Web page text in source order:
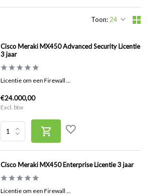
Toon:
Cisco Meraki MX450 Advanced Security Licentie
3 jaar
Licentie om een Firewall ...
€24.000,00
Excl. btw
Cisco Meraki MX450 Enterprise Licentie 3 jaar
Licentie om een Firewall ...